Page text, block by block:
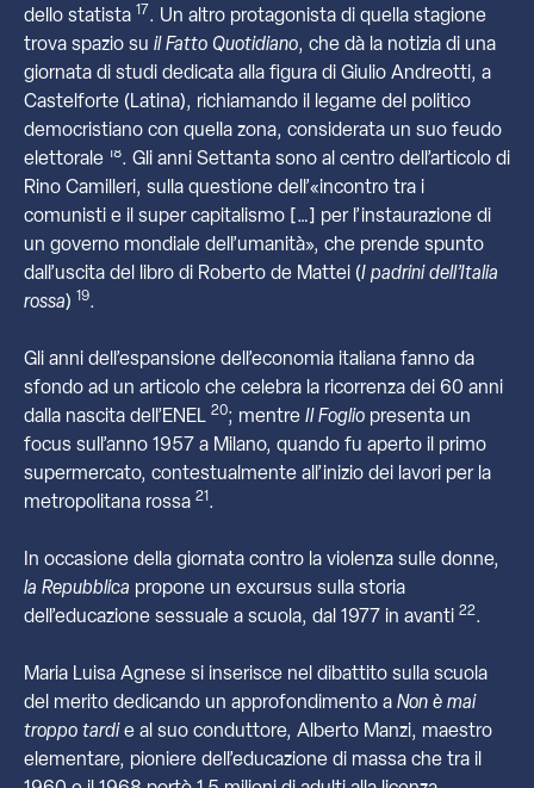
dello statista 17. Un altro protagonista di quella stagione
trova spazio su il Fatto Quotidiano, che dà la notizia di una
giornata di studi dedicata alla figura di Giulio Andreotti, a
Castelforte (Latina), richiamando il legame del politico
democristiano con quella zona, considerata un suo feudo
elettorale 18. Gli anni Settanta sono al centro dell’articolo di
Rino Camilleri, sulla questione dell’«incontro tra i
comunisti e il super capitalismo […] per l’instaurazione di
un governo mondiale dell’umanità», che prende spunto
dall’uscita del libro di Roberto de Mattei (I padrini dell’Italia
rossa) 19.
Gli anni dell’espansione dell’economia italiana fanno da
sfondo ad un articolo che celebra la ricorrenza dei 60 anni
dalla nascita dell’ENEL 20; mentre Il Foglio presenta un
focus sull’anno 1957 a Milano, quando fu aperto il primo
supermercato, contestualmente all’inizio dei lavori per la
metropolitana rossa 21.
In occasione della giornata contro la violenza sulle donne,
la Repubblica propone un excursus sulla storia
dell’educazione sessuale a scuola, dal 1977 in avanti 22.
Maria Luisa Agnese si inserisce nel dibattito sulla scuola
del merito dedicando un approfondimento a Non è mai
troppo tardi e al suo conduttore, Alberto Manzi, maestro
elementare, pioniere dell’educazione di massa che tra il